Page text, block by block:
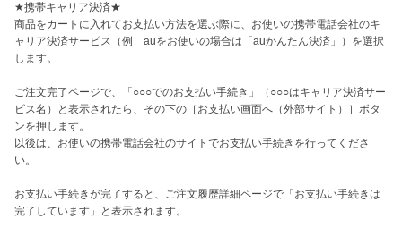
★携帯キャリア決済★
商品をカートに入れてお支払い方法を選ぶ際に、お使いの携帯電話会社のキ
ャリア決済サービス（例　auをお使いの場合は「auかんたん決済」）を選択
します。
ご注文完了ページで、「○○○でのお支払い手続き」（○○○はキャリア決済サー
ビス名）と表示されたら、その下の［お支払い画面へ（外部サイト）］ボタ
ンを押します。
以後は、お使いの携帯電話会社のサイトでお支払い手続きを行ってくださ
い。
お支払い手続きが完了すると、ご注文履歴詳細ページで「お支払い手続きは
完了しています」と表示されます。